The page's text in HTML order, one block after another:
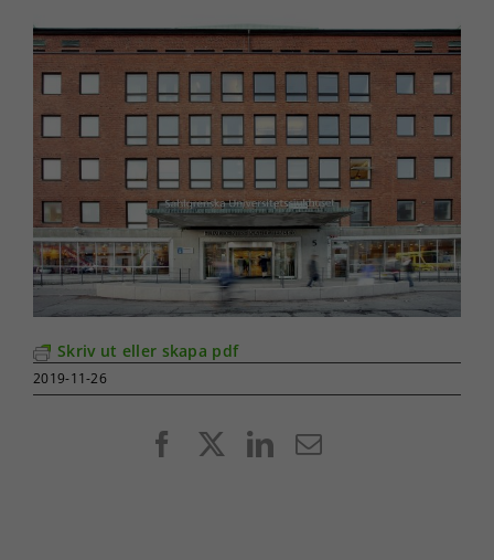
Skriv ut eller skapa pdf
2019-11-26
FacebookLinkedIn
E-